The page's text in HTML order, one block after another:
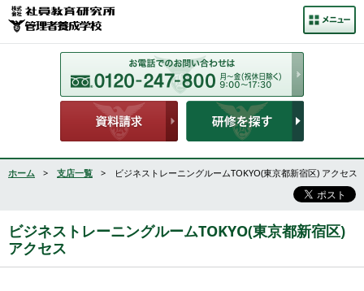
ホーム > 支店一覧 > ビジネストレーニングルームTOKYO(東京都新宿区) アクセス
ビジネストレーニングルームTOKYO(東京都新宿区)
アクセス